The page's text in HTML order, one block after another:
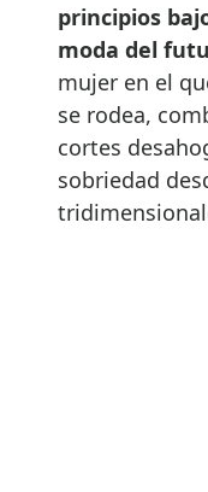
principios
moda del
mujer en el
se rodea,
cortes
sobriedad